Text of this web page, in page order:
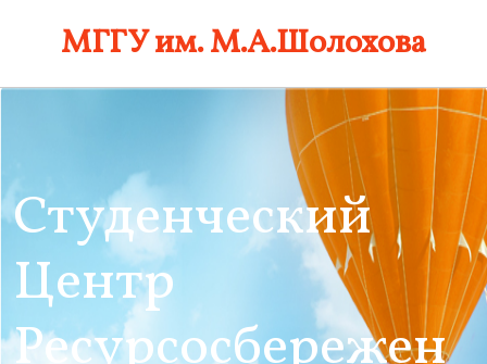
МГГУ им. М.А.Шолохова
Студенческий
Центр
Ресурсосбережен